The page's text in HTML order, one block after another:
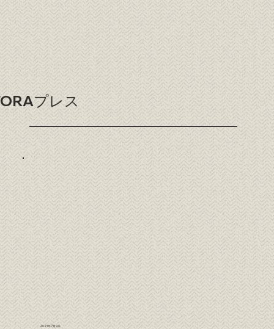
プレス
2021年7月9日